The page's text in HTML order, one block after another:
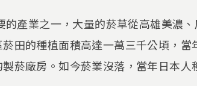
產業之一，大量的菸草從高雄美濃
田的種植面積高達一萬三千公頃，
菸廠房。如今菸業沒落，當年日本人